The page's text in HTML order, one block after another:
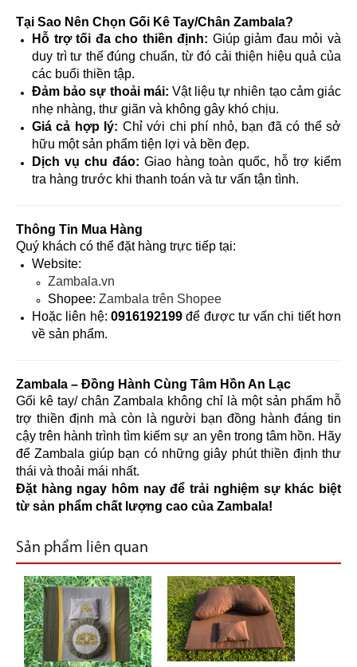
Tại Sao Nên Chọn Gối Kê Tay/Chân Zambala?
Hỗ trợ tối đa cho thiền định: Giúp giảm đau mỏi và
duy trì tư thế đúng chuẩn, từ đó cải thiện hiệu quả của
các buổi thiền tập.
Đảm bảo sự thoải mái: Vật liệu tự nhiên tạo cảm giác
nhẹ nhàng, thư giãn và không gây khó chịu.
Giá cả hợp lý: Chỉ với chi phí nhỏ, bạn đã có thể sở
hữu một sản phẩm tiện lợi và bền đẹp.
Dịch vụ chu đáo: Giao hàng toàn quốc, hỗ trợ kiểm
tra hàng trước khi thanh toán và tư vấn tận tình.
Thông Tin Mua Hàng
Quý khách có thể đặt hàng trực tiếp tại:
Website:
Zambala.vn
Shopee: Zambala trên Shopee
Hoặc liên hệ: 0916192199để được tư vấn chi tiết hơn
về sản phẩm.
Zambala – Đồng Hành Cùng Tâm Hồn An Lạc
Gối kê tay/ chân Zambala không chỉ là một sản phẩm hỗ
trợ thiền định mà còn là người bạn đồng hành đáng tin
cậy trên hành trình tìm kiếm sự an yên trong tâm hồn. Hãy
để Zambala giúp bạn có những giây phút thiền định thư
thái và thoải mái nhất.
Đặt hàng ngay hôm nay để trải nghiệm sự khác biệt
từ sản phẩm chất lượng cao của Zambala!
Sản phẩm liên quan